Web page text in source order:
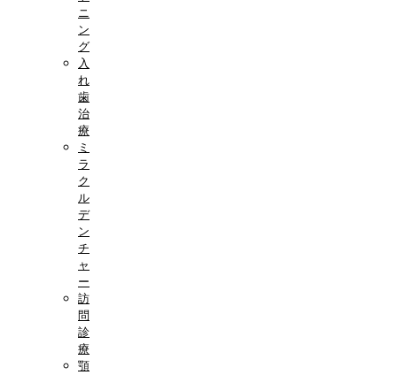
ニ
ン
グ
入
れ
歯
治
療
ミ
ラ
ク
ル
デ
ン
チ
ャ
ー
訪
問
診
療
顎